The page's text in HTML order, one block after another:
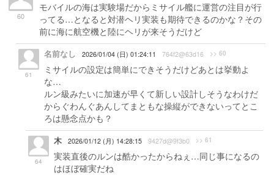
60
モバイルの海は実験場だからミサイル艦に運営の注目が行
ってる…となると対潜ヘリ実装も期待できるのかな？その
前に海に航空機と陸にヘリが来そうだけど
61
名前なし 2026/01/04 (日) 01:24:11 764f2@63d16 >> 60
ミサイルの設定は簡単にできそうだけどあとは挙動よ
な…
ルン級みたいに加速が早くて新しい設計しそうなわけだ
からぐわんぐあんしてまともな操縦ができないってとこ
ろは懸念点かも？
64
木 2026/01/12 (月) 14:28:15 9427d@9f3b0 >> 61
実装直後のルンは酷かったからねぇ…同じ事になるの
はほぼ確実だね